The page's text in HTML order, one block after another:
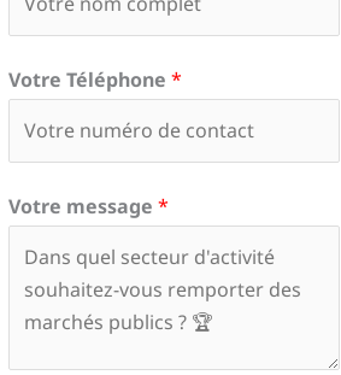
Votre Téléphone *
Votre message *